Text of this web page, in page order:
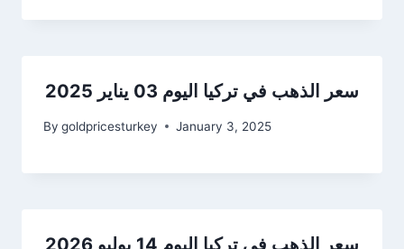
سعر الذهب في تركيا اليوم 03 يناير 2025
By goldpricesturkey January 3, 2025
سعر الذهب في تركيا اليوم 14 يوليو 2026